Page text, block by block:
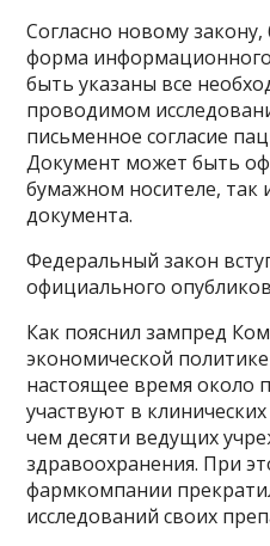
Согласно новому
форма
быть указаны все
проводимом
письменное согласие
Документ может быть
бумажном носителе, так
документа.
Федеральный закон
официального
Как пояснил зампред
экономической
настоящее время около
участвуют в
чем десяти ведущих
здравоохранения. При
фармкомпании
исследований своих